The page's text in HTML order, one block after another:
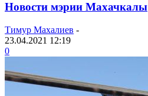
Новости мэрии Махачкалы
Тимур Махалиев -
23.04.2021 12:19
0